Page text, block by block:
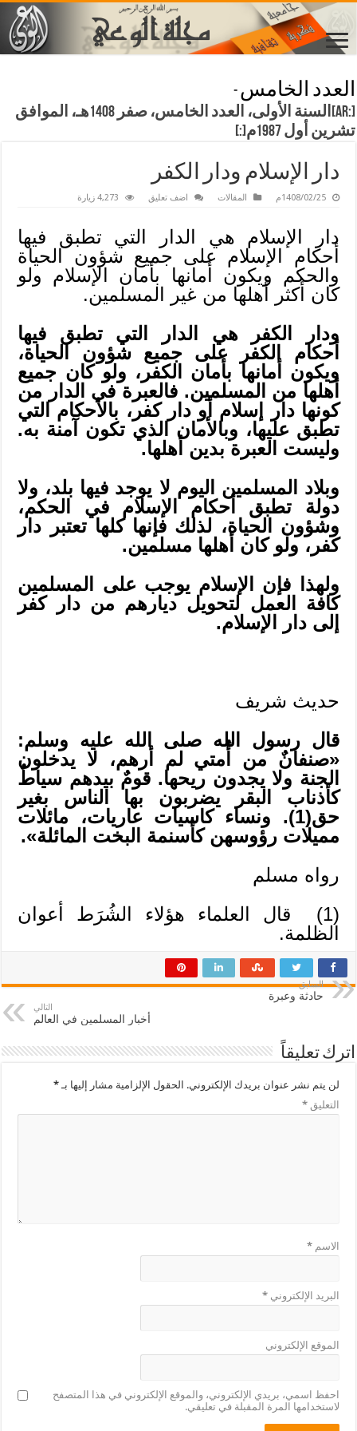
العدد الخامس -
[:ar]السنة الأولى، العدد الخامس، صفر 1408هـ، الموافق
تشرين أول 1987م[:]
دار الإسلام ودار الكفر
1408/02/25م المقالات اضف تعليق 4,273 زيارة
دار الإسلام هي الدار التي تطبق فيها
أحكام الإسلام على جميع شؤون الحياة
والحكم ويكون أمانها بأمان الإسلام ولو
كان أكثر أهلها من غير المسلمين.
ودار الكفر هي الدار التي تطبق فيها
أحكام الكفر على جميع شؤون الحياة،
ويكون أمانها بأمان الكفر، ولو كان جميع
أهلها من المسلمين. فالعبرة في الدار من
كونها دار إسلام أو دار كفر، بالأحكام التي
تطبق عليها، وبالأمان الذي تكون آمنة به.
وليست العبرة بدين أهلها.
وبلاد المسلمين اليوم لا يوجد فيها بلد، ولا
دولة تطبق أحكام الإسلام في الحكم،
وشؤون الحياة، لذلك فإنها كلها تعتبر دار
كفر، ولو كان أهلها مسلمين.
ولهذا فإن الإسلام يوجب على المسلمين
كافة العمل لتحويل ديارهم من دار كفر
إلى دار الإسلام.
حديث شريف
قال رسول الله صلى الله عليه وسلم:
«صنفانٌ من أُمتي لم أرهم، لا يدخلون
الجنة ولا يجدون ريحها. قومٌ بيدهم سياطٌ
كأذناب البقر يضربون بها الناس بغير
حق(1)
. ونساء كاسيات عاريات، مائلات
مميلات رؤوسهن كأسنمة البخت المائلة».
رواه مسلم
(1)
قال العلماء هؤلاء الشُرَط أعوان
الظلمة.
السابق
حادثة وعبرة
التالي
أخبار المسلمين في العالم
اترك تعليقاً
لن يتم نشر عنوان بريدك الإلكتروني. الحقول الإلزامية مشار إليها بـ*
التعليق*
الاسم*
البريد الإلكتروني*
الموقع الإلكتروني
احفظ اسمي، بريدي الإلكتروني، والموقع الإلكتروني في هذا المتصفح
لاستخدامها المرة المقبلة في تعليقي.